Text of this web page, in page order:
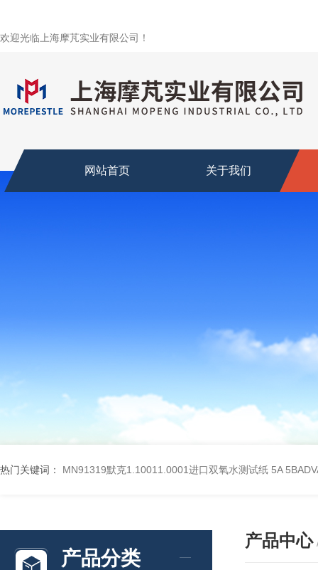
欢迎光临上海摩芃实业有限公司！
网站首页 关于我们
热门关键词： MN91319默克1.10011.0001进口双氧水测试纸 5A
产品分类
产品中心